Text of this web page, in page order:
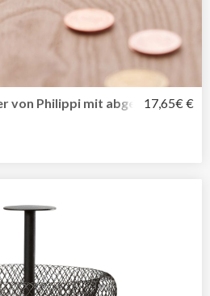
von Philippi mit abgerundeten
17,65€ €